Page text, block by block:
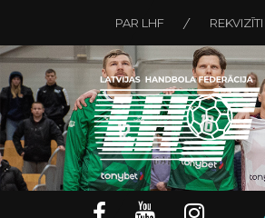
PAR LHF REKVIZĪTI